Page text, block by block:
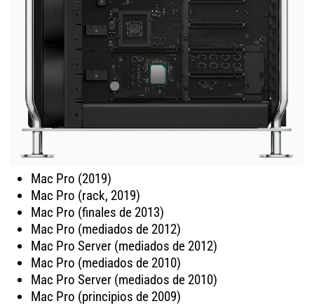
Mac Pro (2019)
Mac Pro (rack, 2019)
Mac Pro (finales de 2013)
Mac Pro (mediados de 2012)
Mac Pro Server (mediados de 2012)
Mac Pro (mediados de 2010)
Mac Pro Server (mediados de 2010)
Mac Pro (principios de 2009)